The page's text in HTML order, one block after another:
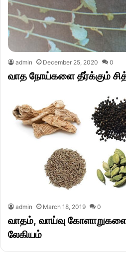
admin December 25, 2020 0
வாத நோய்களை தீர்க்கும்
admin March 18, 2019 0
வாதம், வாய்வு கோளாறுகளை
லேகியம்